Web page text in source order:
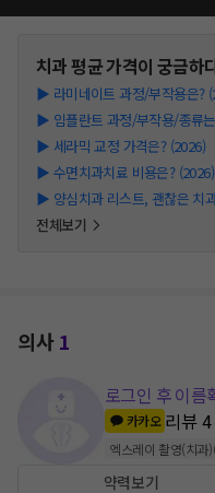
치과평균 가격이 궁금하
▶ 라미네이트 과정/부작용은?
▶ 임플란트 과정/부작용/종류
▶ 세라믹 교정 가격은? (2026)
▶ 수면치과치료 비용은? (2026)
▶ 양심치과 리스트, 괜찮은 치
전체보기
의사1
로그인 후 이름
카카오 리뷰4
엑스레이 촬영(치과)(
약력보기